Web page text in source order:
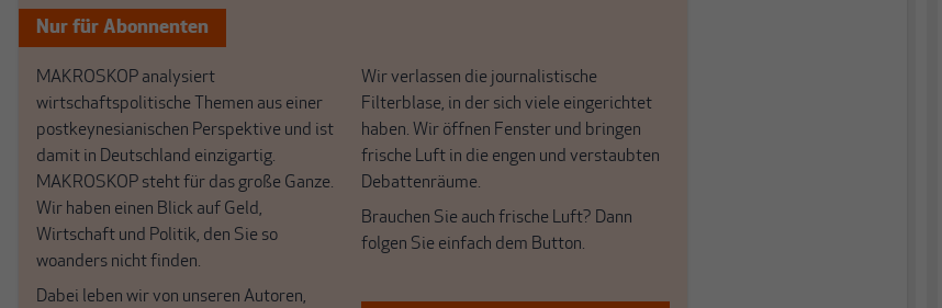
Nur für Abonnenten
MAKROSKOP analysiert
wirtschaftspolitische Themen aus einer
postkeynesianischen Perspektive und ist
damit in Deutschland einzigartig.
MAKROSKOP steht für das große Ganze.
Wir haben einen Blick auf Geld,
Wirtschaft und Politik, den Sie so
woanders nicht finden.
Dabei leben wir von unseren Autoren,
Wir verlassen die journalistische
Filterblase, in der sich viele eingerichtet
haben. Wir öffnen Fenster und bringen
frische Luft in die engen und verstaubten
Debattenräume.
Brauchen Sie auch frische Luft? Dann
folgen Sie einfach dem Button.